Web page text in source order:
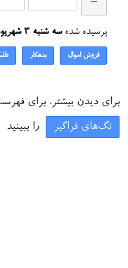
پرسیده شده سه شنبه ۳ شهریور ۱۳۹۴
فروش اموال بدهکار
برای دیدن بیشتر، برای
تگ‌های فراگیر را ببینید